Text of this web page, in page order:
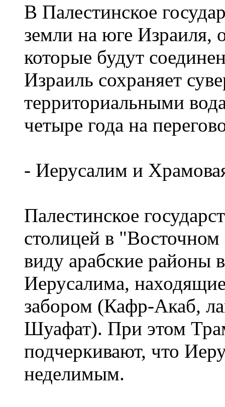
В Палестинское
земли на юге Израиля,
которые будут
Израиль сохраняет
территориальными
четыре года на
- Иерусалим и
Палестинское
столицей в
виду арабские районы
Иерусалима,
забором (Кафр-Акаб,
Шуафат). При этом
подчеркивают, что
неделимым.